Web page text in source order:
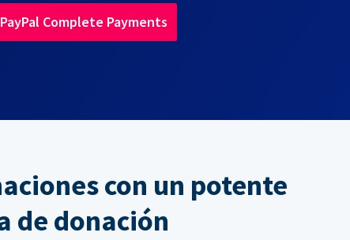
Complete Payments
con un potente
de donación